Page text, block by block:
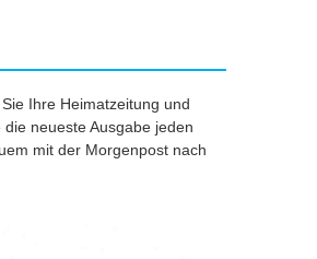
Ihre Heimatzeitung und
die neueste Ausgabe jeden
mit der Morgenpost nach